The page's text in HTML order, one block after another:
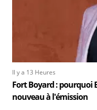
Il y a 13 Heures
Fort Boyard : pourquoi
nouveau à l'émission